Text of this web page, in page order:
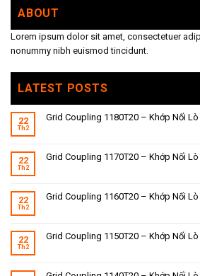
ABOUT
Lorem ipsum dolor sit amet, consectetuer
nonummy nibh euismod tincidunt.
LATEST POSTS
22
Th2
Grid Coupling 1180T20 – Khớp Nối
22
Th2
Grid Coupling 1170T20 – Khớp Nối
22
Th2
Grid Coupling 1160T20 – Khớp Nối
22
Th2
Grid Coupling 1150T20 – Khớp Nối